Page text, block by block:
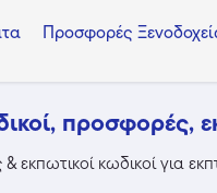
Προσφορές
προσφορές,
κωδικοί για